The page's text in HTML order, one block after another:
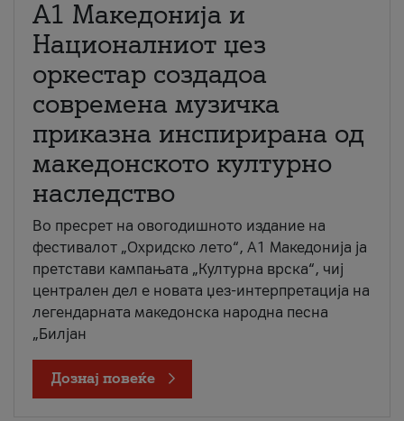
А1 Македонија и
Националниот џез
оркестар создадоа
современа музичка
приказна инспирирана од
македонското културно
наследство
Во пресрет на овогодишното издание на
фестивалот „Охридско лето“, А1 Македонија ја
претстави кампањата „Културна врска“, чиј
централен дел е новата џез-интерпретација на
легендарната македонска народна песна
„Билјан
Дознај повеќе